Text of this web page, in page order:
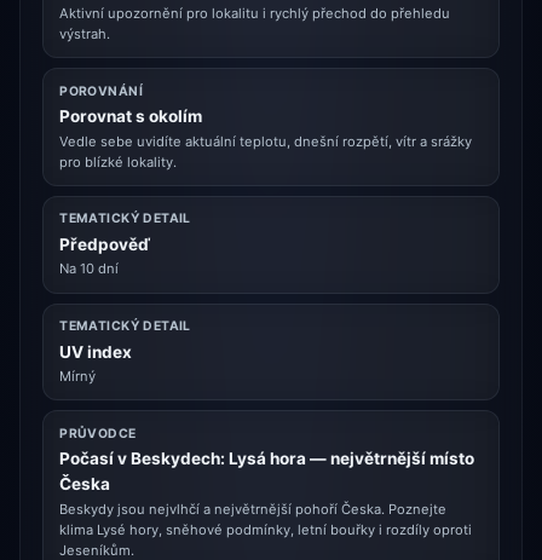
Aktivní upozornění pro lokalitu i rychlý přechod do přehledu
výstrah.
POROVNÁNÍ
Porovnat s okolím
Vedle sebe uvidíte aktuální teplotu, dnešní rozpětí, vítr a srážky
pro blízké lokality.
TEMATICKÝ DETAIL
Předpověď
Na 10 dní
TEMATICKÝ DETAIL
UV index
Mírný
PRŮVODCE
Počasí v Beskydech: Lysá hora — největrnější místo
Česka
Beskydy jsou nejvlhčí a největrnější pohoří Česka. Poznejte
klima Lysé hory, sněhové podmínky, letní bouřky i rozdíly oproti
Jeseníkům.